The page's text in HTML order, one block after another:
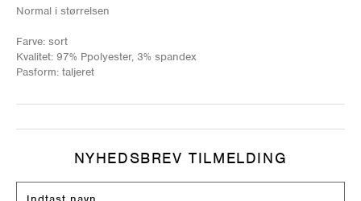
Normal i størrelsen
Farve: sort
Kvalitet: 97% Ppolyester, 3% spandex
Pasform: taljeret
NYHEDSBREV TILMELDING